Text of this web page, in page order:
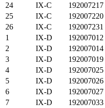
24
IX-C 192007217
25
IX-C 192007220
26
IX-C 192007231
1
IX-D 192007012
2
IX-D 192007014
3
IX-D 192007019
4
IX-D 192007025
5
IX-D 192007026
6
IX-D 192007027
7
IX-D 192007033